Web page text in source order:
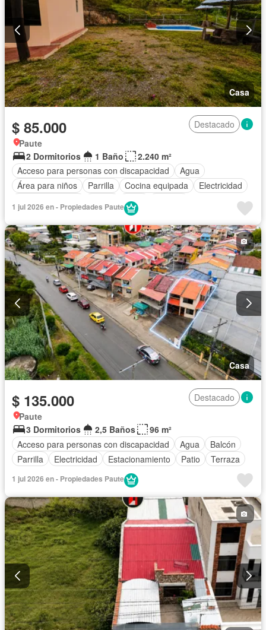
Casa
$ 85.000
Destacado
Paute
2 Dormitorios
1 Baño
2.240 m²
Acceso para personas con discapacidad
Agua
Área para niños
Parrilla Cocina equipada
Electricidad
Patio
Vista panorámica
1 jul 2026 en - Propiedades Paute
Casa
$ 135.000
Destacado
Paute
3 Dormitorios
2,5 Baños
96 m²
Acceso para personas con discapacidad
Agua
Balcón
Parrilla
Electricidad Estacionamiento Patio Terraza
1 jul 2026 en - Propiedades Paute